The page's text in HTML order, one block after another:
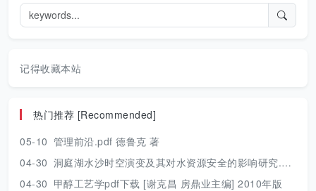
记得收藏本站
热门推荐 [Recommended]
05-10 管理前沿.pdf 德鲁克 著
04-30 洞庭湖水沙时空演变及其对水资源安全的影响研究.pdf 胡光伟 著 2017年版
04-30 甲醇工艺学pdf下载 [谢克昌 房鼎业主编] 2010年版